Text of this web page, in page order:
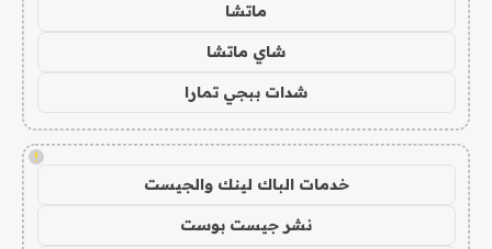
ماتشا
شاي ماتشا
شدات ببجي تمارا
!
خدمات الباك لينك والجيست
نشر جيست بوست